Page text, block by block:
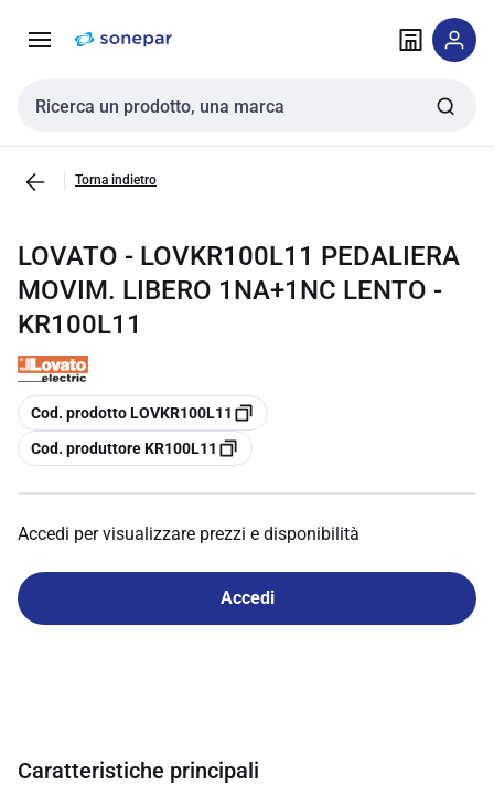
navigazione alla
Cerca input
Torna indietro
LOVATO - LOVKR100L11 PEDALIERA
MOVIM. LIBERO 1NA+1NC LENTO -
KR100L11
copia
Cod. prodotto LOVKR100L11
copia
Cod. produttore KR100L11
Accedi per visualizzare prezzi e disponibilità
Accedi
Caratteristiche principali